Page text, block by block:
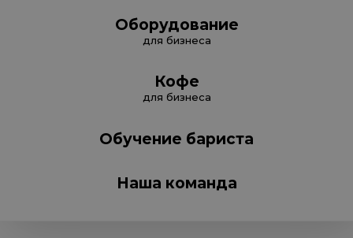
Оборудование
для бизнеса
Кофе
для бизнеса
Обучение бариста
Наша команда